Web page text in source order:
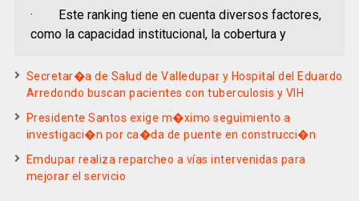
· Este ranking tiene en cuenta diversos factores,
como la capacidad institucional, la cobertura y
Secretar�a de Salud de Valledupar y Hospital del Eduardo
Arredondo buscan pacientes con tuberculosis y VIH
Presidente Santos exige m�ximo seguimiento a
investigaci�n por ca�da de puente en construcci�n
Emdupar realiza reparcheo a vías intervenidas para
mejorar el servicio